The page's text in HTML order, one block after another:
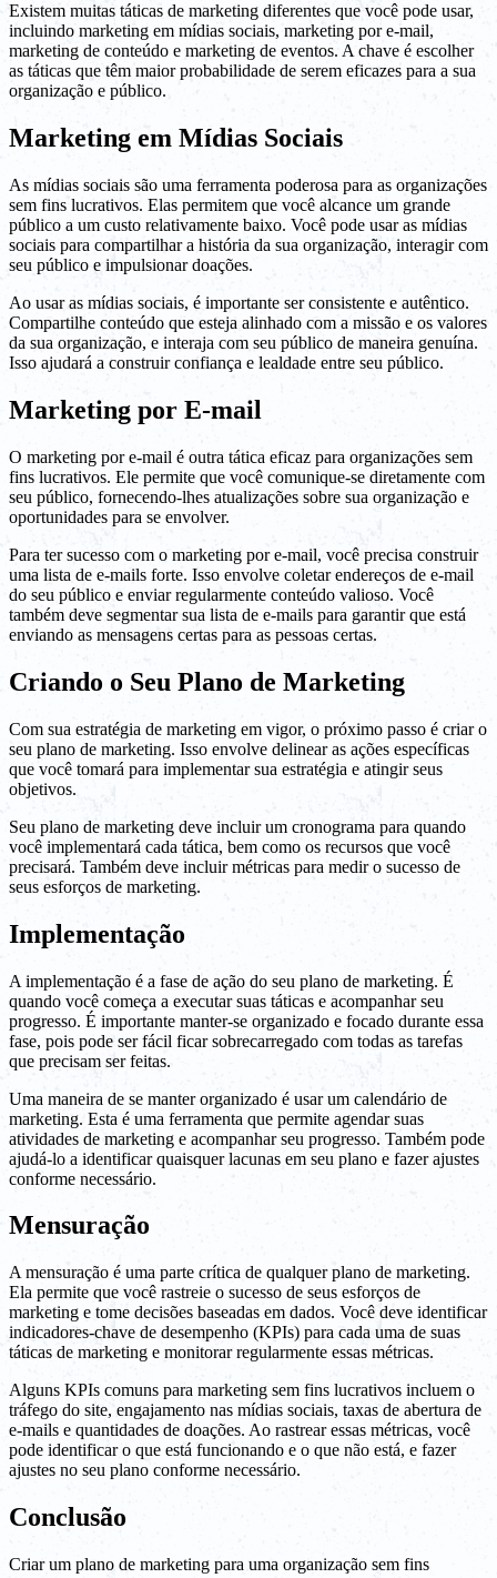
Existem muitas táticas de marketing diferentes que você pode usar,
incluindo marketing em mídias sociais, marketing por e-mail,
marketing de conteúdo e marketing de eventos. A chave é escolher
as táticas que têm maior probabilidade de serem eficazes para a sua
organização e público.
Marketing em Mídias Sociais
As mídias sociais são uma ferramenta poderosa para as organizações
sem fins lucrativos. Elas permitem que você alcance um grande
público a um custo relativamente baixo. Você pode usar as mídias
sociais para compartilhar a história da sua organização, interagir com
seu público e impulsionar doações.
Ao usar as mídias sociais, é importante ser consistente e autêntico.
Compartilhe conteúdo que esteja alinhado com a missão e os valores
da sua organização, e interaja com seu público de maneira genuína.
Isso ajudará a construir confiança e lealdade entre seu público.
Marketing por E-mail
O marketing por e-mail é outra tática eficaz para organizações sem
fins lucrativos. Ele permite que você comunique-se diretamente com
seu público, fornecendo-lhes atualizações sobre sua organização e
oportunidades para se envolver.
Para ter sucesso com o marketing por e-mail, você precisa construir
uma lista de e-mails forte. Isso envolve coletar endereços de e-mail
do seu público e enviar regularmente conteúdo valioso. Você
também deve segmentar sua lista de e-mails para garantir que está
enviando as mensagens certas para as pessoas certas.
Criando o Seu Plano de Marketing
Com sua estratégia de marketing em vigor, o próximo passo é criar o
seu plano de marketing. Isso envolve delinear as ações específicas
que você tomará para implementar sua estratégia e atingir seus
objetivos.
Seu plano de marketing deve incluir um cronograma para quando
você implementará cada tática, bem como os recursos que você
precisará. Também deve incluir métricas para medir o sucesso de
seus esforços de marketing.
Implementação
A implementação é a fase de ação do seu plano de marketing. É
quando você começa a executar suas táticas e acompanhar seu
progresso. É importante manter-se organizado e focado durante essa
fase, pois pode ser fácil ficar sobrecarregado com todas as tarefas
que precisam ser feitas.
Uma maneira de se manter organizado é usar um calendário de
marketing. Esta é uma ferramenta que permite agendar suas
atividades de marketing e acompanhar seu progresso. Também pode
ajudá-lo a identificar quaisquer lacunas em seu plano e fazer ajustes
conforme necessário.
Mensuração
A mensuração é uma parte crítica de qualquer plano de marketing.
Ela permite que você rastreie o sucesso de seus esforços de
marketing e tome decisões baseadas em dados. Você deve identificar
indicadores-chave de desempenho (KPIs) para cada uma de suas
táticas de marketing e monitorar regularmente essas métricas.
Alguns KPIs comuns para marketing sem fins lucrativos incluem o
tráfego do site, engajamento nas mídias sociais, taxas de abertura de
e-mails e quantidades de doações. Ao rastrear essas métricas, você
pode identificar o que está funcionando e o que não está, e fazer
ajustes no seu plano conforme necessário.
Conclusão
Criar um plano de marketing para uma organização sem fins